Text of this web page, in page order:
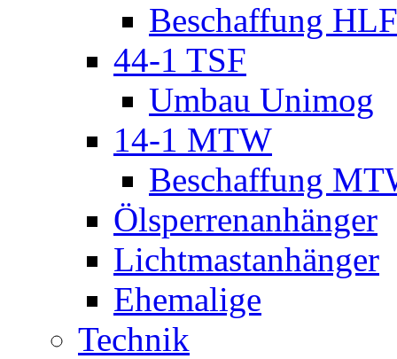
Beschaffung HLF
44-1 TSF
Umbau Unimog
14-1 MTW
Beschaffung
Ölsperrenanhänger
Lichtmastanhänger
Ehemalige
Technik